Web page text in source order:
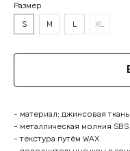
Размер
S
M L XL
- материал: джинсовая ткань
- металлическая молния SBS
- текстура путём WAX